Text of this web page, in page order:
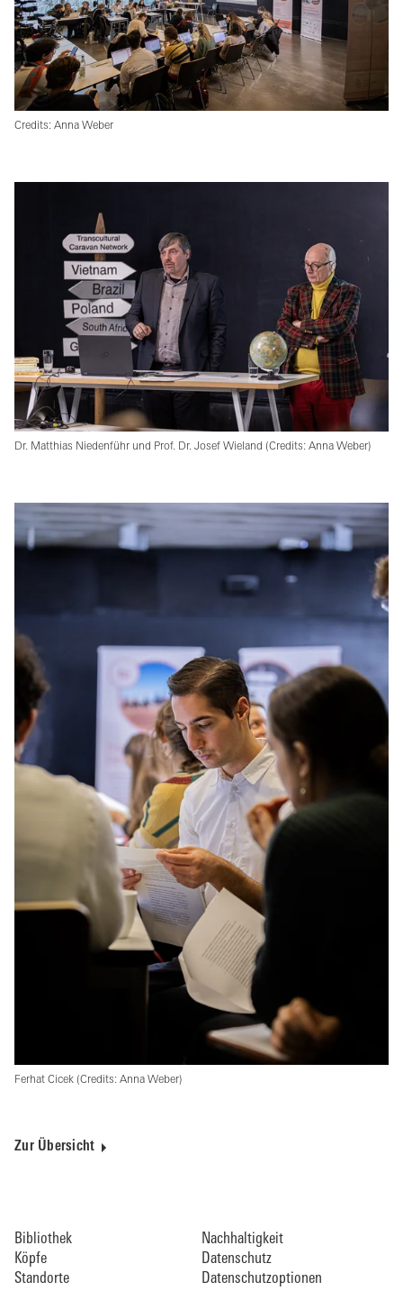
Credits: Anna Weber
Dr. Matthias Niedenführ und Prof. Dr. Josef Wieland (Credits: Anna Weber)
Ferhat Cicek (Credits: Anna Weber)
Zur Übersicht
Bibliothek
Köpfe
Standorte
Nachhaltigkeit
Datenschutz
Datenschutzoptionen